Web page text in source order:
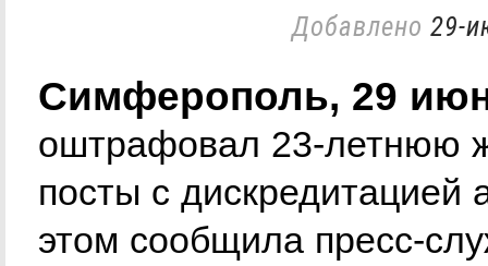
Добавлено 29-
Симферополь, 29
оштрафовал 23-летнюю
посты с дискредитацией
этом сообщила пресс-